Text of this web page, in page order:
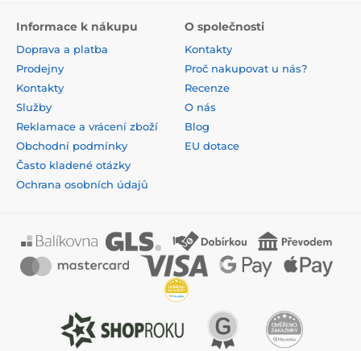
Informace k nákupu
Doprava a platba
Prodejny
Kontakty
Služby
Reklamace a vrácení zboží
Obchodní podmínky
Často kladené otázky
Ochrana osobních údajů
O společnosti
Kontakty
Proč nakupovat u nás?
Recenze
O nás
Blog
EU dotace